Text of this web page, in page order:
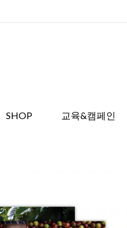
SHOP 교육&캠페인